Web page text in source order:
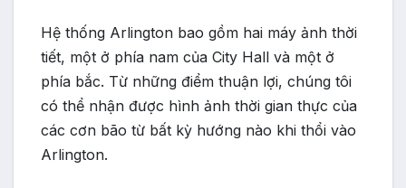
Hệ thống Arlington bao gồm hai máy ảnh thời
tiết, một ở phía nam của City Hall và một ở
phía bắc. Từ những điểm thuận lợi, chúng tôi
có thể nhận được hình ảnh thời gian thực của
các cơn bão từ bất kỳ hướng nào khi thổi vào
Arlington.